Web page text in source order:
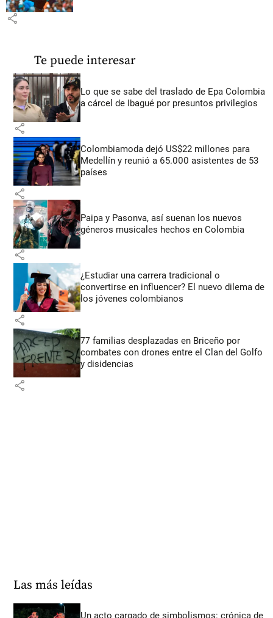
share
Te puede interesar
Lo que se sabe del traslado de Epa Colombia
a cárcel de Ibagué por presuntos privilegios
share
Colombiamoda dejó US$22 millones para
Medellín y reunió a 65.000 asistentes de 53
países
share
Paipa y Pasonva, así suenan los nuevos
géneros musicales hechos en Colombia
share
¿Estudiar una carrera tradicional o
convertirse en influencer? El nuevo dilema de
los jóvenes colombianos
share
77 familias desplazadas en Briceño por
combates con drones entre el Clan del Golfo
y disidencias
share
Las más leídas
Un acto cargado de simbolismos: crónica de